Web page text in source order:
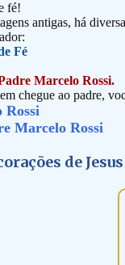
fé!
antigas, há
Fé
Marcelo Rossi.
chegue ao padre,
Rossi
Marcelo Rossi
de